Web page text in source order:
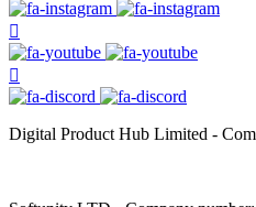
Digital Product Hub Limited -